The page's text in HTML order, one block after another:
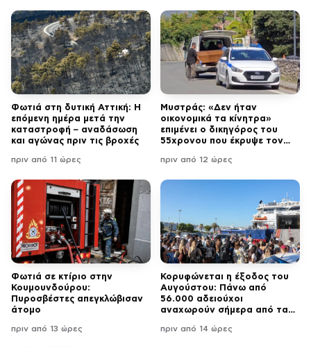
Φωτιά στη δυτική Αττική: Η
επόμενη ημέρα μετά την
καταστροφή – αναδάσωση
και αγώνας πριν τις βροχές
πριν από 11 ώρες
Μυστράς: «Δεν ήταν
οικονομικά τα κίνητρα»
επιμένει ο δικηγόρος του
55χρονου που έκρυψε τον
καταψύκτη
πριν από 12 ώρες
Φωτιά σε κτίριο στην
Κουμουνδούρου:
Πυροσβέστες απεγκλώβισαν
άτομο
πριν από 13 ώρες
Κορυφώνεται η έξοδος του
Αυγούστου: Πάνω από
56.000 αδειούχοι
αναχωρούν σήμερα από τα
πριν από 14 ώρες